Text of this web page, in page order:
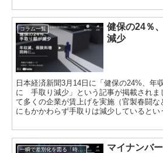
コラム一覧
健保の24％
減少
日本経済新聞3月14日に「健保の24%、年
に 手取り減少」という記事が掲載されま
て多くの企業が賃上げを実施（官製春闘な
にもかかわらず手取りは減少しているとい
一瞬で差別化を図る「時事ネタトーク」
マイナンバ